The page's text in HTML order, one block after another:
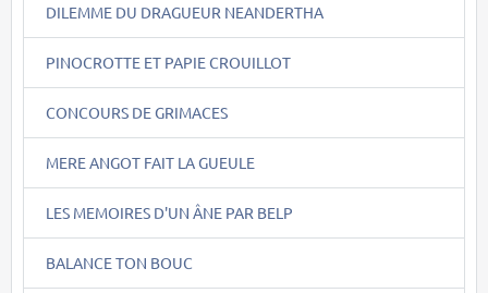
DILEMME DU DRAGUEUR NEANDERTHA
PINOCROTTE ET PAPIE CROUILLOT
CONCOURS DE GRIMACES
MERE ANGOT FAIT LA GUEULE
LES MEMOIRES D'UN ÂNE PAR BELP
BALANCE TON BOUC